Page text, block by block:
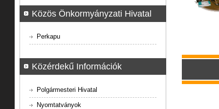
Közös Önkormyányzati Hivatal
Perkapu
Közérdekű Információk
Polgármesteri Hivatal
Nyomtatványok